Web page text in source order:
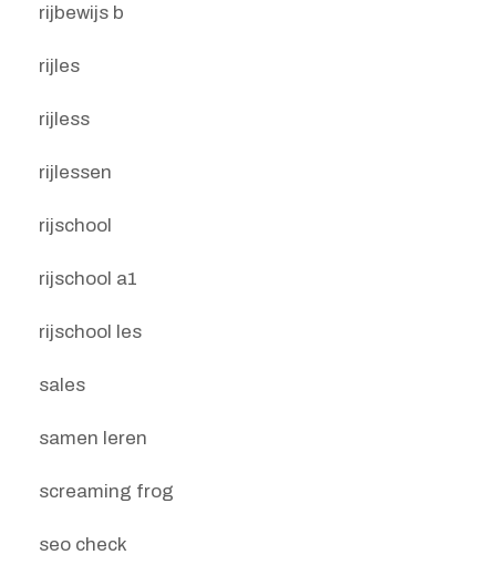
rijbewijs b
rijles
rijless
rijlessen
rijschool
rijschool a1
rijschool les
sales
samen leren
screaming frog
seo check